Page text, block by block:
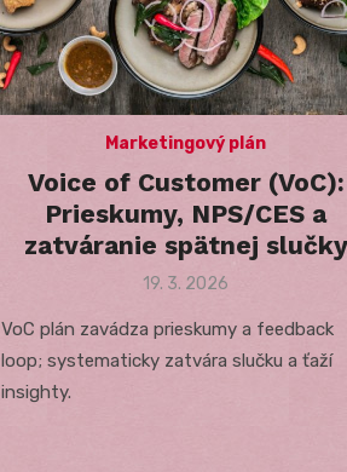
Marketingový plán
Voice of Customer (VoC):
Prieskumy, NPS/CES a
zatváranie spätnej slučky
Posted
19. 3. 2026
VoC plán zavádza prieskumy a feedback
loop; systematicky zatvára slučku a ťaží
insighty.